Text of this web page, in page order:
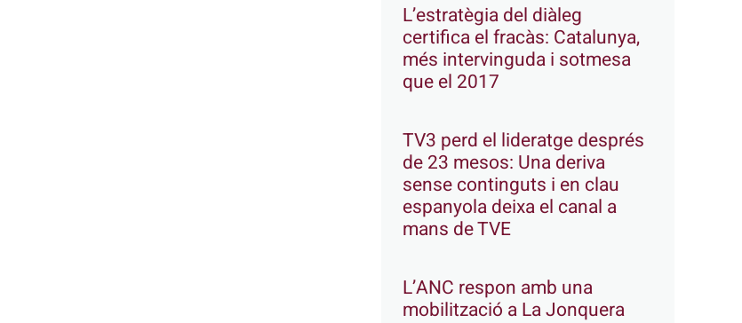
L’estratègia del diàleg
certifica el fracàs: Catalunya,
més intervinguda i sotmesa
que el 2017
TV3 perd el lideratge després
de 23 mesos: Una deriva
sense continguts i en clau
espanyola deixa el canal a
mans de TVE
L’ANC respon amb una
mobilització a La Jonquera